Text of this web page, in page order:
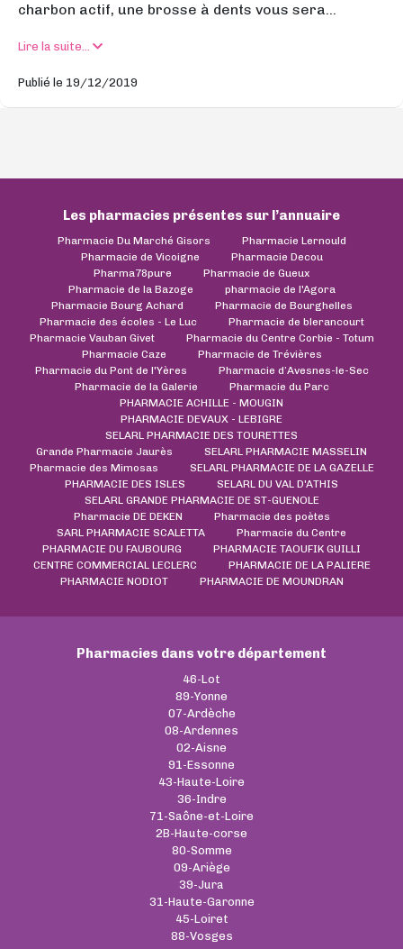
charbon actif, une brosse à dents vous sera...
Lire la suite...
Publié le 19/12/2019
Les pharmacies présentes sur l’annuaire
Pharmacie Du Marché Gisors
Pharmacie Lernould
Pharmacie de Vicoigne
Pharmacie Decou
Pharma78pure
Pharmacie de Gueux
Pharmacie de la Bazoge
pharmacie de l'Agora
Pharmacie Bourg Achard
Pharmacie de Bourghelles
Pharmacie des écoles - Le Luc
Pharmacie de blerancourt
Pharmacie Vauban Givet
Pharmacie du Centre Corbie - Totum
Pharmacie Caze
Pharmacie de Trévières
Pharmacie du Pont de l'Yères
Pharmacie d’Avesnes-le-Sec
Pharmacie de la Galerie
Pharmacie du Parc
PHARMACIE ACHILLE - MOUGIN
PHARMACIE DEVAUX - LEBIGRE
SELARL PHARMACIE DES TOURETTES
Grande Pharmacie Jaurès
SELARL PHARMACIE MASSELIN
Pharmacie des Mimosas
SELARL PHARMACIE DE LA GAZELLE
PHARMACIE DES ISLES
SELARL DU VAL D'ATHIS
SELARL GRANDE PHARMACIE DE ST-GUENOLE
Pharmacie DE DEKEN
Pharmacie des poètes
SARL PHARMACIE SCALETTA
Pharmacie du Centre
PHARMACIE DU FAUBOURG
PHARMACIE TAOUFIK GUILLI
CENTRE COMMERCIAL LECLERC
PHARMACIE DE LA PALIERE
PHARMACIE NODIOT
PHARMACIE DE MOUNDRAN
Pharmacies dans votre département
46-Lot
89-Yonne
07-Ardèche
08-Ardennes
02-Aisne
91-Essonne
43-Haute-Loire
36-Indre
71-Saône-et-Loire
2B-Haute-corse
80-Somme
09-Ariège
39-Jura
31-Haute-Garonne
45-Loiret
88-Vosges